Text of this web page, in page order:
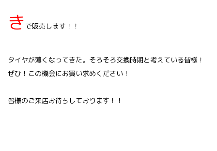
き で販売します！！
タイヤが薄くなってきた。そろそろ交換時期と考えている皆様！
ぜひ！この機会にお買い求めください！
皆様のご来店お待ちしております！！